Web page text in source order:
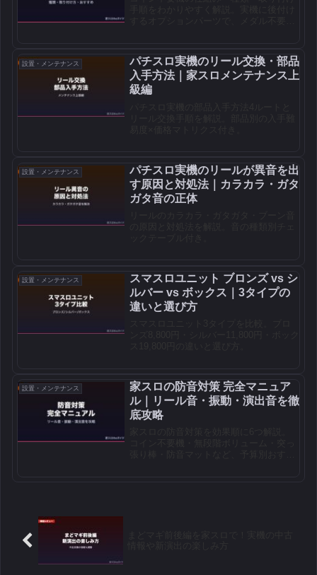
設置・メンテナンス
パチスロ実機のリール交換・部品
入手方法｜家スロメンテナンス上
級編
設置・メンテナンス
パチスロ実機のリールが異音を出
す原因と対処法｜カラカラ・ガタ
ガタ音の正体
設置・メンテナンス
スマスロユニット ブロンズ vs シ
ルバー vs ボックス｜3タイプの
違いと選び方
設置・メンテナンス
家スロの防音対策 完全マニュア
ル｜リール音・振動・演出音を徹
底攻略